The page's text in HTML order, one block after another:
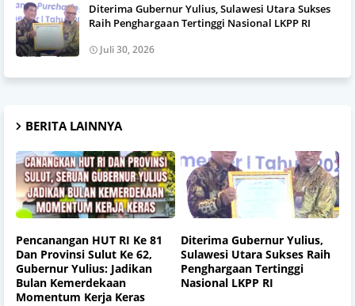
Diterima Gubernur Yulius, Sulawesi Utara Sukses
Raih Penghargaan Tertinggi Nasional LKPP RI
Juli 30, 2026
BERITA LAINNYA
Pencanangan HUT RI Ke 81
Dan Provinsi Sulut Ke 62,
Gubernur Yulius: Jadikan
Bulan Kemerdekaan
Momentum Kerja Keras
Diterima Gubernur Yulius,
Sulawesi Utara Sukses Raih
Penghargaan Tertinggi
Nasional LKPP RI